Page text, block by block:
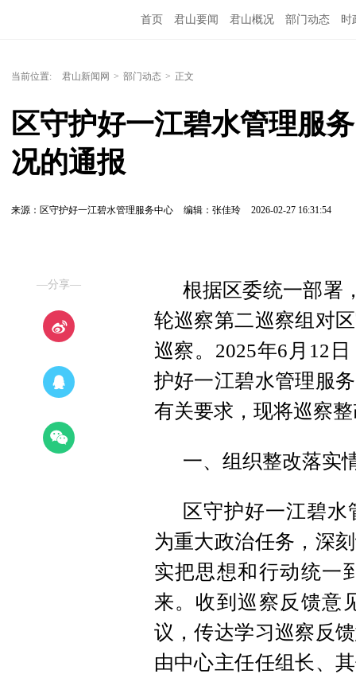
首页 君山要闻 君山概况 部门动态 时
当前位置: 君山新闻网 > 部门动态 > 正文
区守护好一江碧水管理服
况的通报
来源：区守护好一江碧水管理服务中心 编辑：张佳玲 2026-02-27 16:31:54
—分享—
根据区委统一部署
轮巡察第二巡察组对
巡察。2025年6月12
护好一江碧水管理服
有关要求，现将巡察
一、组织整改落实
区守护好一江碧
为重大政治任务，深
实把思想和行动统一
来。收到巡察反馈意
议，传达学习巡察反
由中心主任任组长、